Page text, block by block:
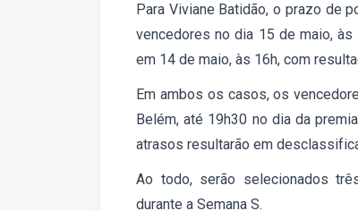
Para Viviane Batidão, o prazo de
vencedores no dia 15 de maio, às
em 14 de maio, às 16h, com
Em ambos os casos, os
Belém, até 19h30 no dia da
atrasos resultarão em
Ao todo, serão selecionados
durante a Semana S.